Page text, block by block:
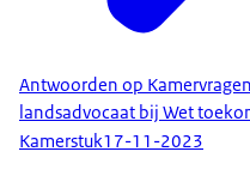
Antwoorden op
landsadvocaat bij Wet
Kamerstuk17-11-2023